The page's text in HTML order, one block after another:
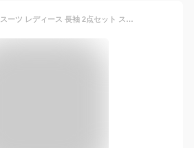
[アッドルージュ] スーツ レディース 長袖 2点セット スカートスーツ タイトスカート テーラードジャケット 洗える【j5032】 23号ABR ブラック/56cm丈スカート